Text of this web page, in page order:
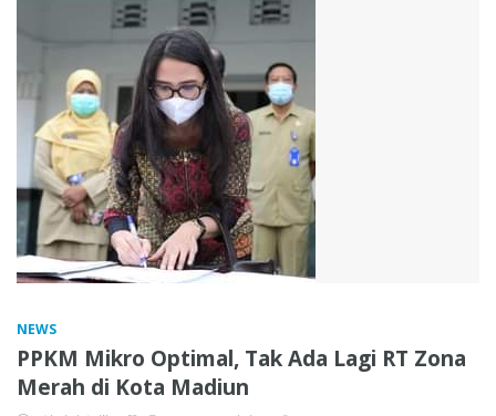
NEWS
PPKM Mikro Optimal, Tak Ada Lagi RT Zona
Merah di Kota Madiun